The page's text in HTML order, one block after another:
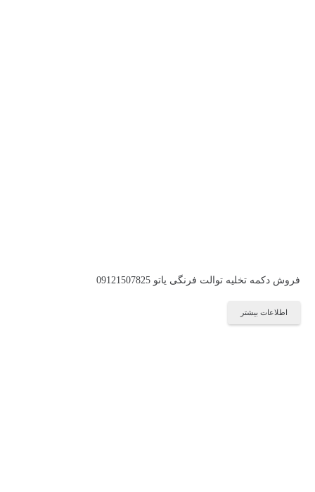
فروش دکمه تخلیه توالت فرنگی یاتو 09121507825
اطلاعات بیشتر